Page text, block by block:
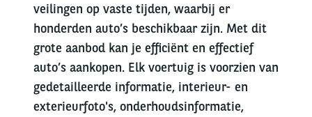
veilingen op vaste tijden, waarbij er
honderden auto’s beschikbaar zijn. Met dit
grote aanbod kan je efficiënt en effectief
auto’s aankopen. Elk voertuig is voorzien van
gedetailleerde informatie, interieur- en
exterieurfoto's, onderhoudsinformatie,